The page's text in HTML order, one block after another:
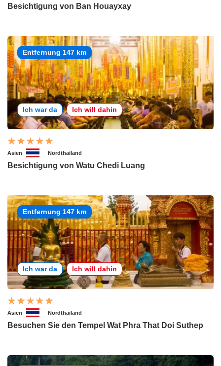
Besichtigung von Ban Houayxay
Entfernung 147 km
Ich war da Ich will dahin
Asien Nordthailand
Besichtigung von Watu Chedi Luang
Entfernung 147 km
Ich war da Ich will dahin
Asien Nordthailand
Besuchen Sie den Tempel Wat Phra That Doi Suthep